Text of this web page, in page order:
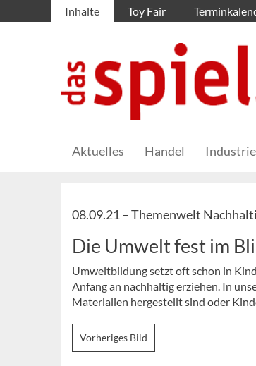
Inhalte Toy Fair
Aktuelles Handel Industrie
08.09.21 –Themenwelt
Die Umwelt fest im
Umweltbildung setzt oft schon in
Anfang an nachhaltig erziehen. In
Materialien hergestellt sind oder
Vorheriges Bild